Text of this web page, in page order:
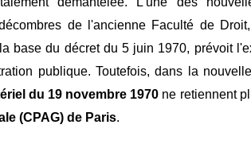
de l'ancienne Faculté de
base du décret du 5 juin 1970, prévoit
publique. Toutefois, dans la nouvelle
du 19 novembre 1970 ne retiennent
(CPAG) de Paris.